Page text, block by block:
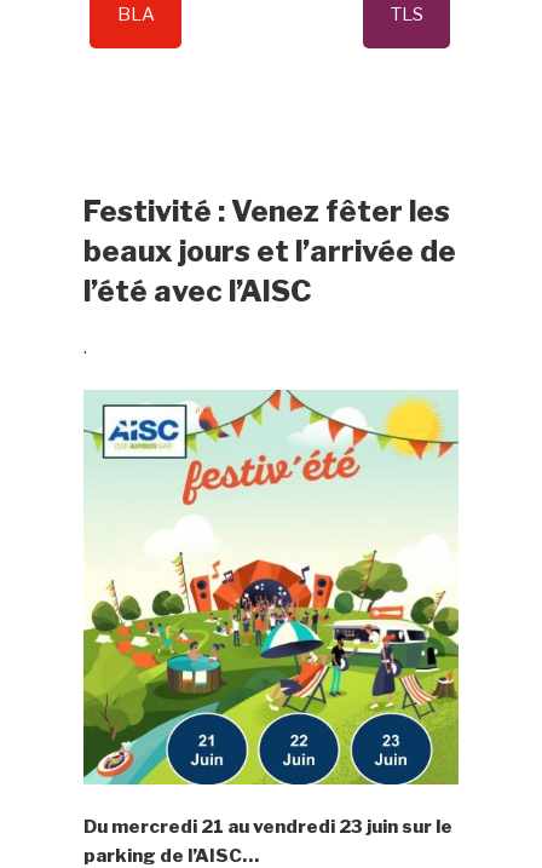
BLA TLS
Festivité : Venez fêter les
beaux jours et l’arrivée de
l’été avec l’AISC
.
Du mercredi 21 au vendredi 23 juin sur le
parking de l’AISC…